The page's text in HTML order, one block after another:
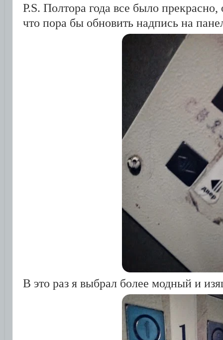
P.S. Полтора года все было
что пора бы обновить надпись на
В это раз я выбрал более модный и